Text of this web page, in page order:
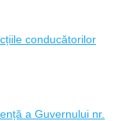
conducătorilor
a Guvernului nr.